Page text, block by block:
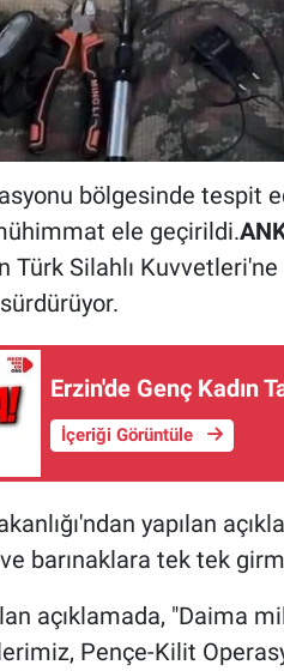
bölgesinde tespit
ele geçirildi.
Türk Silahlı
Erzin'de Genç Kadın
İçeriği Görüntüle
yapılan
ve barınaklara tek tek
açıklamada, "Daima
Pençe-Kilit